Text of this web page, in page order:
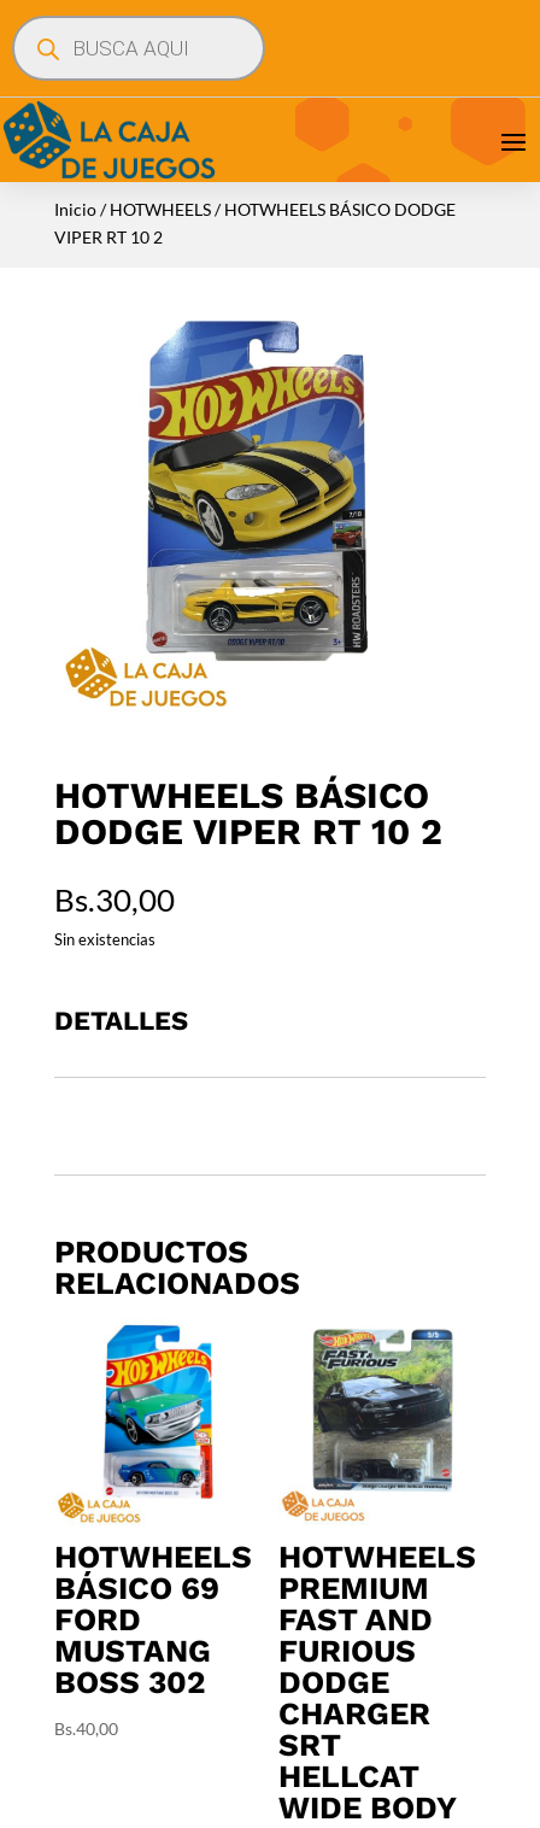
Búsqueda
de
productos
Inicio/HOTWHEELS/ HOTWHEELS BÁSICO DODGE
VIPER RT 10 2
HOTWHEELS BÁSICO
DODGE VIPER RT 10 2
Bs.30,00
Sin existencias
DETALLES
PRODUCTOS
RELACIONADOS
HOTWHEELS
BÁSICO 69
FORD
MUSTANG
BOSS 302
Bs.40,00
HOTWHEELS
PREMIUM
FAST AND
FURIOUS
DODGE
CHARGER
SRT
HELLCAT
WIDE BODY